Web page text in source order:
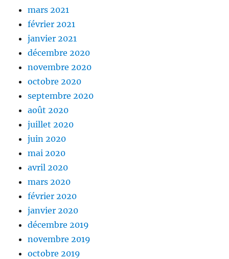
mars 2021
février 2021
janvier 2021
décembre 2020
novembre 2020
octobre 2020
septembre 2020
août 2020
juillet 2020
juin 2020
mai 2020
avril 2020
mars 2020
février 2020
janvier 2020
décembre 2019
novembre 2019
octobre 2019